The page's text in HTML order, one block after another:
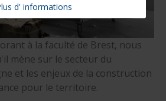
à la faculté de Brest, nous
mène sur le secteur du
et les enjeux de la construction
pour le territoire.
d' informations